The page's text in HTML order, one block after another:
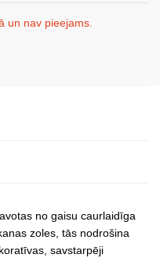
un nav pieejams.
no gaisu caurlaidīga
zoles, tās nodrošina
savstarpēji